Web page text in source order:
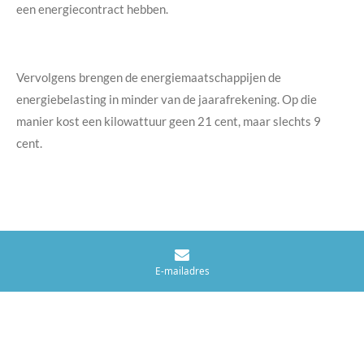
een energiecontract hebben.
Vervolgens brengen de energiemaatschappijen de
energiebelasting in minder van de jaarafrekening. Op die
manier kost een kilowattuur geen 21 cent, maar slechts 9
cent.
E-mailadres